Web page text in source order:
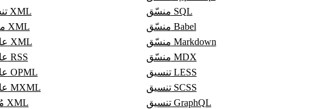
تنسيق XML
مدقق XML
عارض XML
عارض RSS
عارض OPML
عارض MXML
مُحلّل XML
منسّق SQL
منسّق Babel
منسّق Markdown
منسّق MDX
تنسيق LESS
تنسيق SCSS
تنسيق GraphQL